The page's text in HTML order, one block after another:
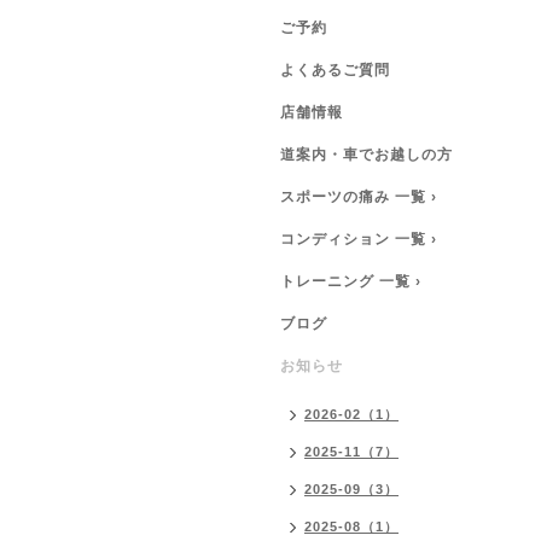
ご予約
よくあるご質問
店舗情報
道案内・車でお越しの方
スポーツの痛み 一覧 ›
コンディション 一覧 ›
トレーニング 一覧 ›
ブログ
お知らせ
2026-02（1）
2025-11（7）
2025-09（3）
2025-08（1）